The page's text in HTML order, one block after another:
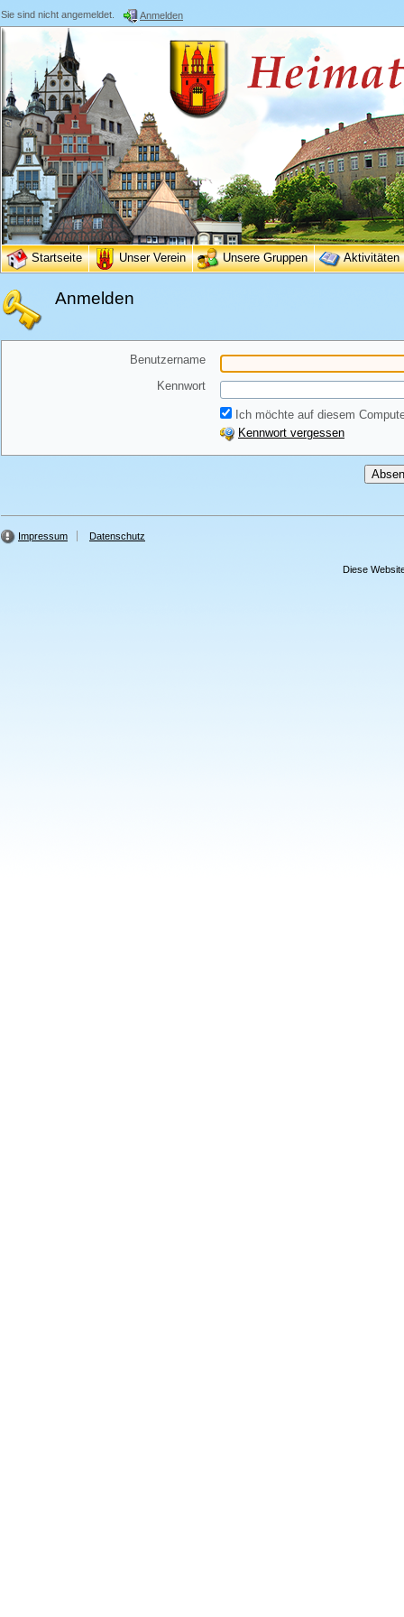
Sie sind nicht angemeldet. Anmelden
Startseite Unser Verein Unsere Gruppen Aktivitäten
Anmelden
Benutzername
Kennwort
Ich möchte auf diesem
Kennwort vergessen
Impressum Datenschutz
Diese